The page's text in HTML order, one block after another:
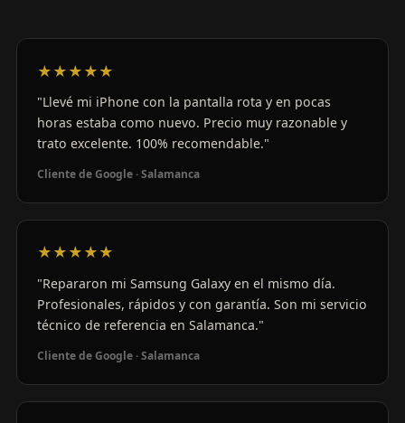
★★★★★
"Llevé mi iPhone con la pantalla rota y en pocas
horas estaba como nuevo. Precio muy razonable y
trato excelente. 100% recomendable."
Cliente de Google · Salamanca
★★★★★
"Repararon mi Samsung Galaxy en el mismo día.
Profesionales, rápidos y con garantía. Son mi servicio
técnico de referencia en Salamanca."
Cliente de Google · Salamanca